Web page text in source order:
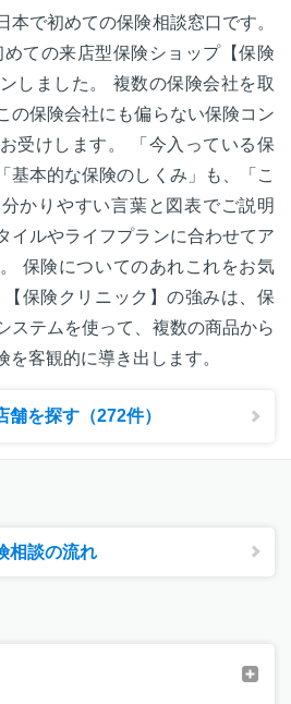
本で初めての保険相談窓口です。
ての来店型保険ショップ【保険
しました。 複数の保険会社を取
の保険会社にも偏らない保険コン
受けします。 「今入っている保
基本的な保険のしくみ」も、「こ
かりやすい言葉と図表でご説明
イルやライフプランに合わせてア
保険についてのあれこれをお気
保険クリニック】の強みは、保
ステムを使って、複数の商品から
客観的に導き出します。
を探す（272件）
相談の流れ